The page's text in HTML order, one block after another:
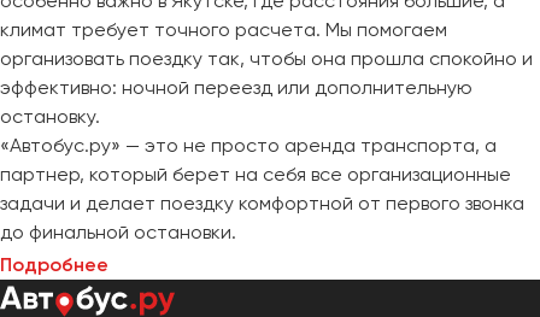
климат требует точного расчета. Мы помогаем
организовать поездку так, чтобы она прошла спокойно и
эффективно: ночной переезд или дополнительную
остановку.
«Автобус.ру» — это не просто аренда транспорта, а
партнер, который берет на себя все организационные
задачи и делает поездку комфортной от первого звонка
до финальной остановки.
Подробнее